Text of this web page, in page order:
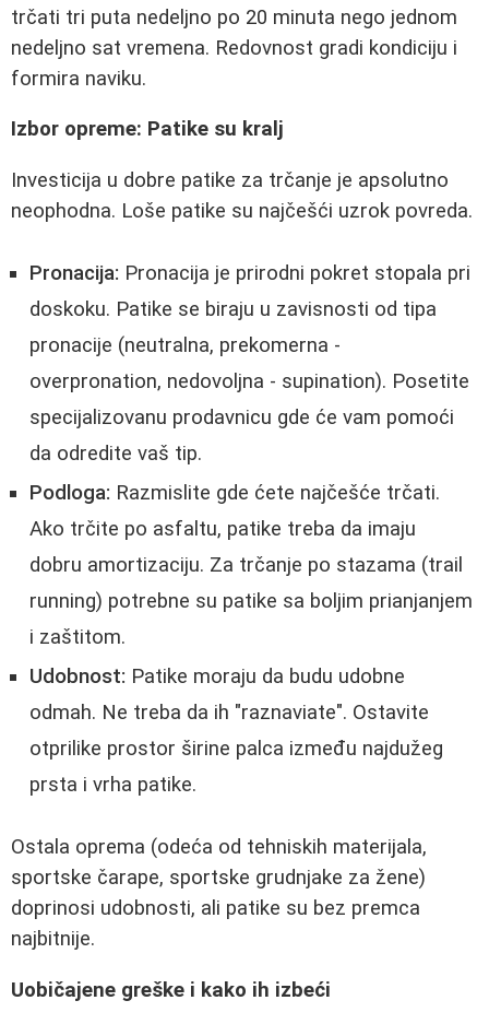
trčati tri puta nedeljno po 20 minuta nego jednom
nedeljno sat vremena. Redovnost gradi kondiciju i
formira naviku.
Izbor opreme: Patike su kralj
Investicija u dobre patike za trčanje je apsolutno
neophodna. Loše patike su najčešći uzrok povreda.
Pronacija: Pronacija je prirodni pokret stopala pri
doskoku. Patike se biraju u zavisnosti od tipa
pronacije (neutralna, prekomerna -
overpronation, nedovoljna - supination). Posetite
specijalizovanu prodavnicu gde će vam pomoći
da odredite vaš tip.
Podloga: Razmislite gde ćete najčešće trčati.
Ako trčite po asfaltu, patike treba da imaju
dobru amortizaciju. Za trčanje po stazama (trail
running) potrebne su patike sa boljim prianjanjem
i zaštitom.
Udobnost: Patike moraju da budu udobne
odmah. Ne treba da ih "raznaviate". Ostavite
otprilike prostor širine palca između najdužeg
prsta i vrha patike.
Ostala oprema (odeća od tehniskih materijala,
sportske čarape, sportske grudnjake za žene)
doprinosi udobnosti, ali patike su bez premca
najbitnije.
Uobičajene greške i kako ih izbeći